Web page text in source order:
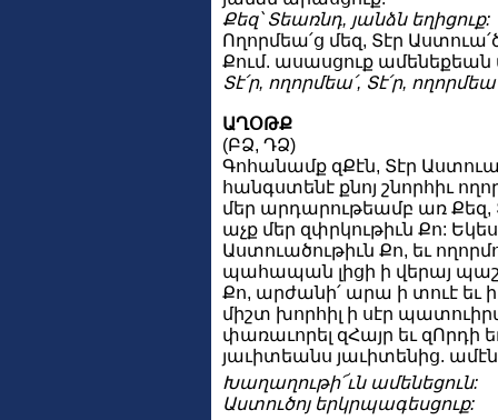
Քեզ՝ Տեառնդ, յանձն եղիցուք:
Ողորմեա՛ց մեզ, Տէր
Քում. ասասցուք
Տէ՛ր, ողորմեա՛, Տէ՛ր,
ԱՂՕԹՔ
(ԲՁ, ԴՁ)
Գոհանամք զՔէն, Տէր
հանգստենէ քնոյ շնորհիւ
մեր արդարութեամբ առ Քեզ,
աչք մեր զփրկութիւն Քո:
Աստուածութիւն Քո, եւ
պահապան լիցի ի վերայ
Քո, արժանի՛ արա ի տուէ եւ ի
միշտ խորհիլ ի սէր
փառաւորել զՀայր եւ զՈրդի
յաւիտեանս յաւիտենից.
Խաղաղութի՜ւն ամենեցուն:
Աստուծոյ երկրպագեսցուք: